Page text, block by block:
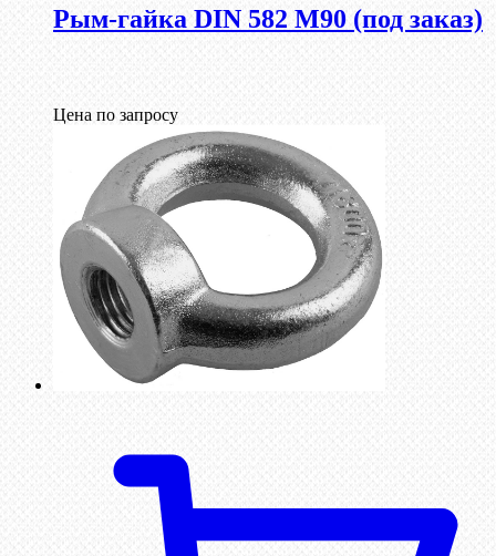
Рым-гайка DIN 582 М90 (под заказ)
Цена по запросу